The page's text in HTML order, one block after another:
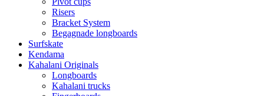
Risers
Bracket System
Begagnade longboards
Surfskate
Kendama
Kahalani Originals
Longboards
Kahalani trucks